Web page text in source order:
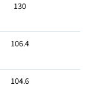
130
106.4
104.6